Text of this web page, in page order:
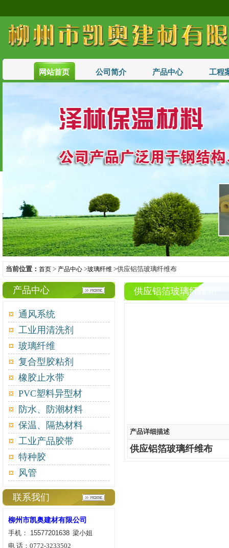
网站首页 公司简介 产品中心 工程
当前位置： 首页 > 产品中心 >玻璃纤维 >供应铝箔玻璃纤维布
产品中心
通风系统
工业用清洗剂
玻璃纤维
复合型胶粘剂
橡胶止水带
PVC塑料异型材
防水、防潮材料
保温、隔热材料
工业产品胶带
特种胶
风管
联系我们
柳州市凯奥建材有限公司
手机： 15577201638 梁小姐
电 话： 0772-3233502
供应铝箔玻璃纤维布
产品详细描述
供应铝箔玻璃纤维布